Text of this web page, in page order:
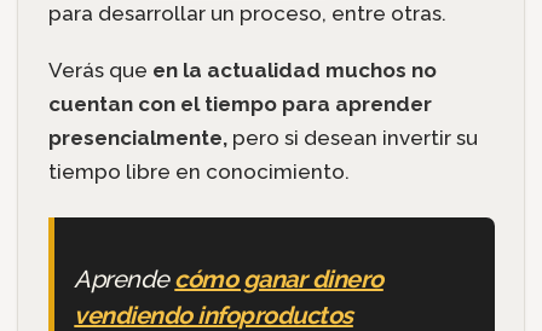
para desarrollar un proceso, entre otras.
Verás que en la actualidad muchos no
cuentan con el tiempo para aprender
presencialmente,pero si desean invertir su
tiempo libre en conocimiento.
Aprendecómo ganar dinero
vendiendo infoproductos